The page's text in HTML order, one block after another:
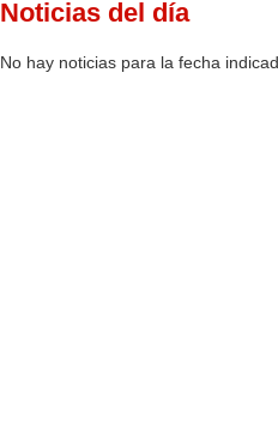
Noticias del día
No hay noticias para la fecha